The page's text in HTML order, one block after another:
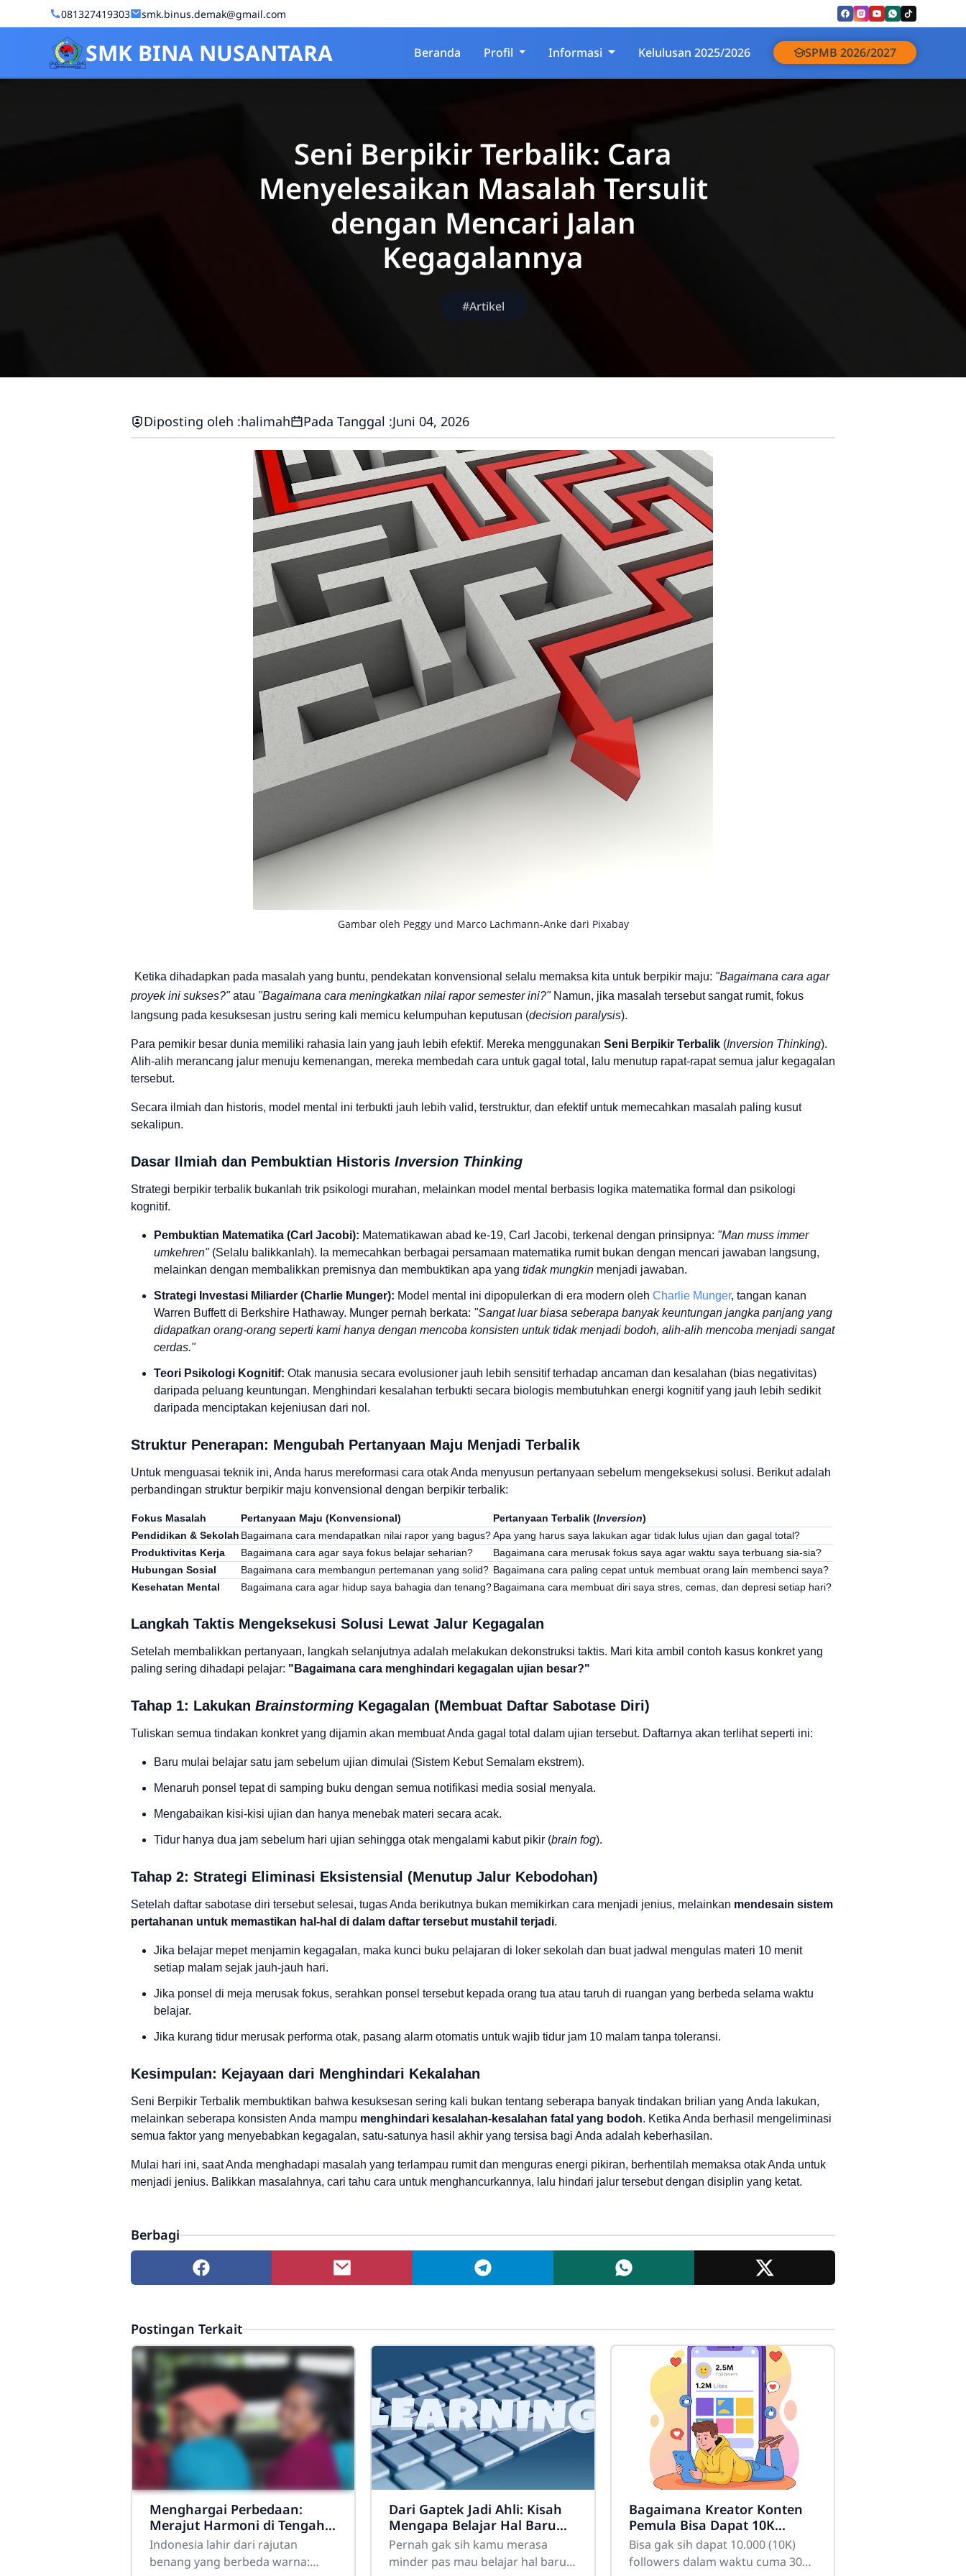
Skip to Content081327419303 smk.binus.demak@gmail.com
SMK BINA NUSANTARA Beranda Profil Informasi Kelulusan 2025/2026 SPMB 2026/2027
Seni Berpikir Terbalik: Cara
Menyelesaikan Masalah Tersulit
dengan Mencari Jalan
Kegagalannya
#Artikel
Diposting oleh :halimah Pada Tanggal :Juni 04, 2026
Gambar oleh Peggy und Marco Lachmann-Ankedari Pixabay
Ketika dihadapkan pada masalah yang buntu, pendekatan konvensional selalu memaksa kita untuk berpikir maju: "Bagaimana cara agar
proyek ini sukses?"atau "Bagaimana cara meningkatkan nilai rapor semester ini?"Namun, jika masalah tersebut sangat rumit, fokus
langsung pada kesuksesan justru sering kali memicu kelumpuhan keputusan (decision paralysis).
Para pemikir besar dunia memiliki rahasia lain yang jauh lebih efektif. Mereka menggunakan Seni Berpikir Terbalik (Inversion Thinking).
Alih-alih merancang jalur menuju kemenangan, mereka membedah cara untuk gagal total, lalu menutup rapat-rapat semua jalur kegagalan
tersebut.
Secara ilmiah dan historis, model mental ini terbukti jauh lebih valid, terstruktur, dan efektif untuk memecahkan masalah paling kusut
sekalipun.
Dasar Ilmiah dan Pembuktian Historis Inversion Thinking
Strategi berpikir terbalik bukanlah trik psikologi murahan, melainkan model mental berbasis logika matematika formal dan psikologi
kognitif.
Pembuktian Matematika (Carl Jacobi): Matematikawan abad ke-19, Carl Jacobi, terkenal dengan prinsipnya: "Man muss immer
umkehren"(Selalu balikkanlah). Ia memecahkan berbagai persamaan matematika rumit bukan dengan mencari jawaban langsung,
melainkan dengan membalikkan premisnya dan membuktikan apa yang tidak mungkin menjadi jawaban.
Strategi Investasi Miliarder (Charlie Munger): Model mental ini dipopulerkan di era modern oleh Charlie Munger, tangan kanan
Warren Buffett di Berkshire Hathaway. Munger pernah berkata: "Sangat luar biasa seberapa banyak keuntungan jangka panjang yang
didapatkan orang-orang seperti kami hanya dengan mencoba konsisten untuk tidak menjadi bodoh, alih-alih mencoba menjadi sangat
cerdas."
Teori Psikologi Kognitif: Otak manusia secara evolusioner jauh lebih sensitif terhadap ancaman dan kesalahan (bias negativitas)
daripada peluang keuntungan. Menghindari kesalahan terbukti secara biologis membutuhkan energi kognitif yang jauh lebih sedikit
daripada menciptakan kejeniusan dari nol.
Struktur Penerapan: Mengubah Pertanyaan Maju Menjadi Terbalik
Untuk menguasai teknik ini, Anda harus mereformasi cara otak Anda menyusun pertanyaan sebelum mengeksekusi solusi. Berikut adalah
perbandingan struktur berpikir maju konvensional dengan berpikir terbalik:
Fokus Masalah Pertanyaan Maju (Konvensional) Pertanyaan Terbalik (Inversion)
Pendidikan & Sekolah Bagaimana cara mendapatkan nilai rapor yang bagus?Apa yang harus saya lakukan agar tidak lulus ujian dan gagal total?
Produktivitas Kerja
Bagaimana cara agar saya fokus belajar seharian?
Bagaimana cara merusak fokus saya agar waktu saya terbuang sia-sia?
Hubungan Sosial
Bagaimana cara membangun pertemanan yang solid? Bagaimana cara paling cepat untuk membuat orang lain membenci saya?
Kesehatan Mental
Bagaimana cara agar hidup saya bahagia dan tenang?Bagaimana cara membuat diri saya stres, cemas, dan depresi setiap hari?
Langkah Taktis Mengeksekusi Solusi Lewat Jalur Kegagalan
Setelah membalikkan pertanyaan, langkah selanjutnya adalah melakukan dekonstruksi taktis. Mari kita ambil contoh kasus konkret yang
paling sering dihadapi pelajar: "Bagaimana cara menghindari kegagalan ujian besar?"
Tahap 1: Lakukan Brainstorming Kegagalan (Membuat Daftar Sabotase Diri)
Tuliskan semua tindakan konkret yang dijamin akan membuat Anda gagal total dalam ujian tersebut. Daftarnya akan terlihat seperti ini:
Baru mulai belajar satu jam sebelum ujian dimulai (Sistem Kebut Semalam ekstrem).
Menaruh ponsel tepat di samping buku dengan semua notifikasi media sosial menyala.
Mengabaikan kisi-kisi ujian dan hanya menebak materi secara acak.
Tidur hanya dua jam sebelum hari ujian sehingga otak mengalami kabut pikir (brain fog).
Tahap 2: Strategi Eliminasi Eksistensial (Menutup Jalur Kebodohan)
Setelah daftar sabotase diri tersebut selesai, tugas Anda berikutnya bukan memikirkan cara menjadi jenius, melainkan mendesain sistem
pertahanan untuk memastikan hal-hal di dalam daftar tersebut mustahil terjadi.
Jika belajar mepet menjamin kegagalan, maka kunci buku pelajaran di loker sekolah dan buat jadwal mengulas materi 10 menit
setiap malam sejak jauh-jauh hari.
Jika ponsel di meja merusak fokus, serahkan ponsel tersebut kepada orang tua atau taruh di ruangan yang berbeda selama waktu
belajar.
Jika kurang tidur merusak performa otak, pasang alarm otomatis untuk wajib tidur jam 10 malam tanpa toleransi.
Kesimpulan: Kejayaan dari Menghindari Kekalahan
Seni Berpikir Terbalik membuktikan bahwa kesuksesan sering kali bukan tentang seberapa banyak tindakan brilian yang Anda lakukan,
melainkan seberapa konsisten Anda mampu menghindari kesalahan-kesalahan fatal yang bodoh. Ketika Anda berhasil mengeliminasi
semua faktor yang menyebabkan kegagalan, satu-satunya hasil akhir yang tersisa bagi Anda adalah keberhasilan.
Mulai hari ini, saat Anda menghadapi masalah yang terlampau rumit dan menguras energi pikiran, berhentilah memaksa otak Anda untuk
menjadi jenius. Balikkan masalahnya, cari tahu cara untuk menghancurkannya, lalu hindari jalur tersebut dengan disiplin yang ketat.
Berbagi
Postingan Terkait
Menghargai Perbedaan:
Merajut Harmoni di Tengah
Masyarakat yang Beragam
Indonesia lahir dari rajutan
benang yang berbeda warna:
Dari Gaptek Jadi Ahli: Kisah
Mengapa Belajar Hal Baru
Gak Pernah Mengenal Kata
Terlambat
Pernah gak sih kamu merasa
minder pas mau belajar hal baru?
Bagaimana Kreator Konten
Pemula Bisa Dapat 10K
Followers dalam Sebulan
Bisa gak sih dapat 10.000 (10K)
followers dalam waktu cuma 30